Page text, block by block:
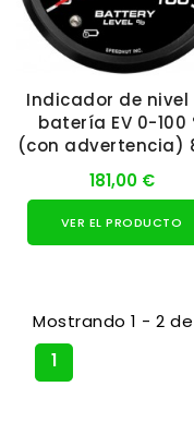
Indicador de nivel
batería EV 0-100
(con advertencia)
mm (AEM)
181,00 €
VER EL PRODUCTO
Mostrando 1 - 2
1